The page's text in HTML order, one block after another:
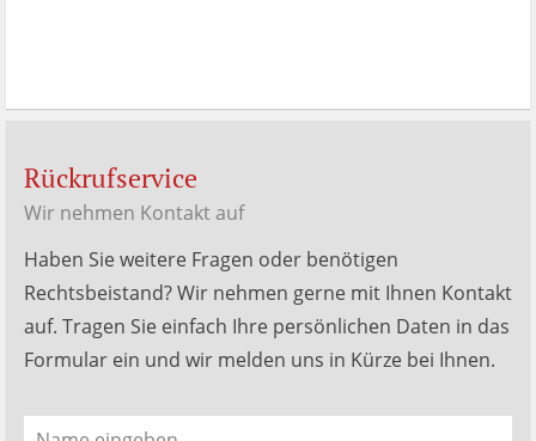
Rückrufservice
Wir nehmen Kontakt auf
Haben Sie weitere Fragen oder benötigen
Rechtsbeistand? Wir nehmen gerne mit Ihnen Kontakt
auf. Tragen Sie einfach Ihre persönlichen Daten in das
Formular ein und wir melden uns in Kürze bei Ihnen.